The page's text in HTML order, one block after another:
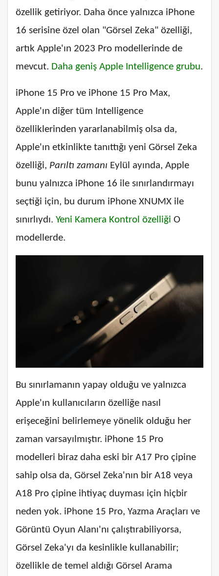
özellik getiriyor. Daha önce yalnızca iPhone
16 serisine özel olan "Görsel Zeka" özelliği,
artık Apple'ın 2023 Pro modellerinde de
mevcut. Daha geniş Apple Intelligence grubu.
iPhone 15 Pro ve iPhone 15 Pro Max,
Apple'ın diğer tüm Intelligence
özelliklerinden yararlanabilmiş olsa da,
Apple'ın etkinlikte tanıttığı yeni Görsel Zeka
özelliği, Parıltı zamanı Eylül ayında, Apple
bunu yalnızca iPhone 16 ile sınırlandırmayı
seçtiği için, bu durum iPhone XNUMX ile
sınırlıydı. Yeni Kamera Kontrol özelliği O
modellerde.
Bu sınırlamanın yapay olduğu ve yalnızca
Apple'ın kullanıcıların özelliğe nasıl
erişeceğini belirlemeye yönelik olduğu her
zaman varsayılmıştır. iPhone 15 Pro
modelleri biraz daha eski bir A17 Pro çipine
sahip olsa da, Görsel Zeka'nın bir A18 veya
A18 Pro çipine ihtiyaç duyması için hiçbir
neden yok. iPhone 15 Pro, Yazma Araçları ve
Görüntü Oyun Alanı'nı çalıştırabiliyorsa,
Görsel Zeka'yı da kesinlikle kullanabilir;
özellikle de temel aldığı Görsel Arama